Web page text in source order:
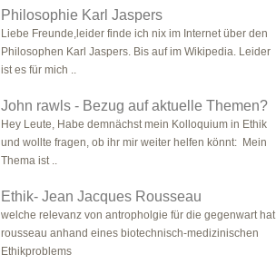
Philosophie Karl Jaspers
Liebe Freunde,leider finde ich nix im Internet über den
Philosophen Karl Jaspers. Bis auf im Wikipedia. Leider
ist es für mich ..
John rawls - Bezug auf aktuelle Themen?
Hey Leute, Habe demnächst mein Kolloquium in Ethik
und wollte fragen, ob ihr mir weiter helfen könnt: Mein
Thema ist ..
Ethik- Jean Jacques Rousseau
welche relevanz von antropholgie für die gegenwart hat
rousseau anhand eines biotechnisch-medizinischen
Ethikproblems